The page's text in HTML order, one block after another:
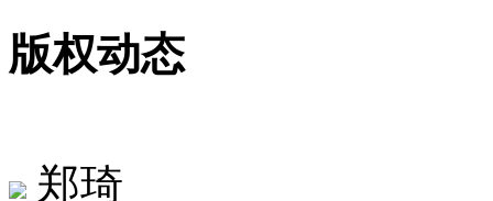
版权动态
郑琦